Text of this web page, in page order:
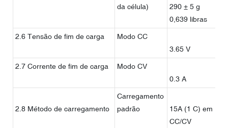
da célula)
290 ± 5 g
0,639 libras
2.6 Tensão de fim de carga
Modo CC
3.65 V
2.7 Corrente de fim de carga
Modo CV
0.3 A
2.8 Método de carregamento
Carregamento
padrão
15A (1 C) em
CC/CV